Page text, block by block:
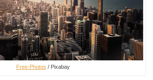
Free-Photos / Pixabay